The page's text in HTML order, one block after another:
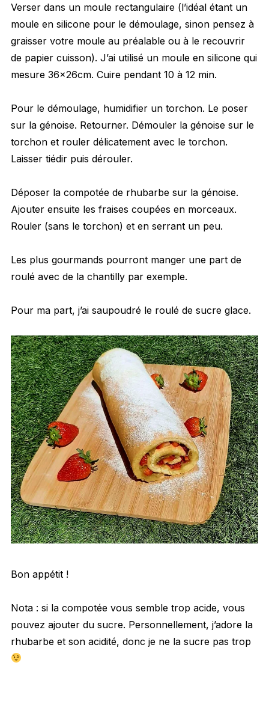
Verser dans un moule rectangulaire (l’idéal étant un
moule en silicone pour le démoulage, sinon pensez à
graisser votre moule au préalable ou à le recouvrir
de papier cuisson). J’ai utilisé un moule en silicone qui
mesure 36×26cm. Cuire pendant 10 à 12 min.
Pour le démoulage, humidifier un torchon. Le poser
sur la génoise. Retourner. Démouler la génoise sur le
torchon et rouler délicatement avec le torchon.
Laisser tiédir puis dérouler.
Déposer la compotée de rhubarbe sur la génoise.
Ajouter ensuite les fraises coupées en morceaux.
Rouler (sans le torchon) et en serrant un peu.
Les plus gourmands pourront manger une part de
roulé avec de la chantilly par exemple.
Pour ma part, j’ai saupoudré le roulé de sucre glace.
Bon appétit !
Nota : si la compotée vous semble trop acide, vous
pouvez ajouter du sucre. Personnellement, j’adore la
rhubarbe et son acidité, donc je ne la sucre pas trop